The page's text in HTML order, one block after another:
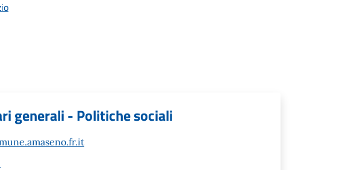
generali - Politiche sociali